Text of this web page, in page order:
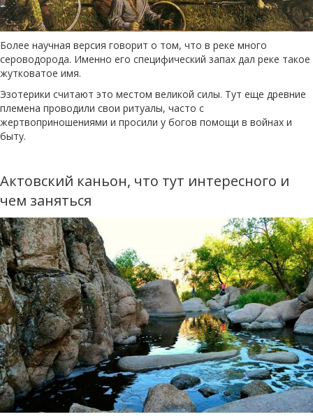
Более научная версия говорит о том, что в реке много
сероводорода. Именно его специфический запах дал реке такое
жутковатое имя.
Эзотерики считают это местом великой силы. Тут еще древние
племена проводили свои ритуалы, часто с
жертвоприношениями и просили у богов помощи в войнах и
быту.
Актовский каньон, что тут интересного и
чем заняться